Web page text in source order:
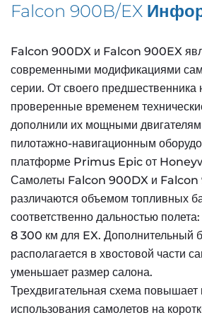
Falcon 900B/EX
Falcon 900DX и Falcon 900EX
современными модификациями
серии. От своего
проверенные временем
дополнили их мощными
пилотажно-навигационным
платформе Primus Epic от
Самолеты Falcon 900DX и Falcon
различаются объемом топливных
соответственно дальностью
8 300 км для EX. Дополнительный
располагается в хвостовой части
уменьшает размер салона.
Трехдвигательная схема повышает
использования самолетов на